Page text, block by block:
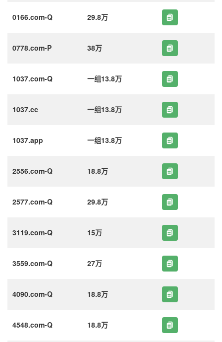
0166.com-Q 29.8万
0778.com-P 38万
1037.com-Q 一组13.8万
1037.cc 一组13.8万
1037.app 一组13.8万
2556.com-Q 18.8万
2577.com-Q 29.8万
3119.com-Q 15万
3559.com-Q 27万
4090.com-Q 18.8万
4548.com-Q 18.8万